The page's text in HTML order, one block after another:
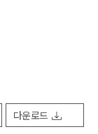
다운로드